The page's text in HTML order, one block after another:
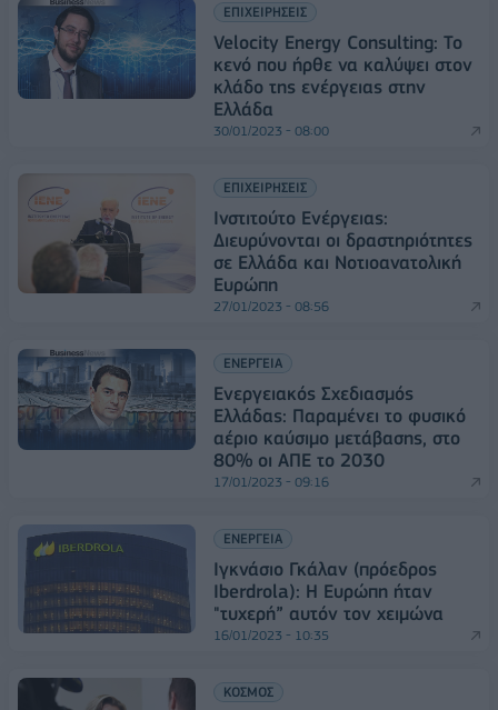
ΕΠΙΧΕΙΡΗΣΕΙΣ
Velocity Energy Consulting: Το
κενό που ήρθε να καλύψει στον
κλάδο της ενέργειας στην
Ελλάδα
30/01/2023 - 08:00
ΕΠΙΧΕΙΡΗΣΕΙΣ
Ινστιτούτο Ενέργειας:
Διευρύνονται οι δραστηριότητες
σε Ελλάδα και Νοτιοανατολική
Ευρώπη
27/01/2023 - 08:56
ΕΝΕΡΓΕΙΑ
Ενεργειακός Σχεδιασμός
Ελλάδας: Παραμένει το φυσικό
αέριο καύσιμο μετάβασης, στο
80% οι ΑΠΕ το 2030
17/01/2023 - 09:16
ΕΝΕΡΓΕΙΑ
Ιγκνάσιο Γκάλαν (πρόεδρος
Iberdrola): Η Ευρώπη ήταν
"τυχερή” αυτόν τον χειμώνα
16/01/2023 - 10:35
ΚΟΣΜΟΣ